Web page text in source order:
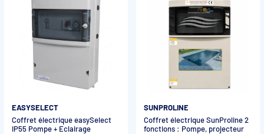
EASYSELECT
Coffret électrique easySelect
IP55 Pompe + Eclairage
SUNPROLINE
Coffret électrique SunProline 2
fonctions : Pompe, projecteur